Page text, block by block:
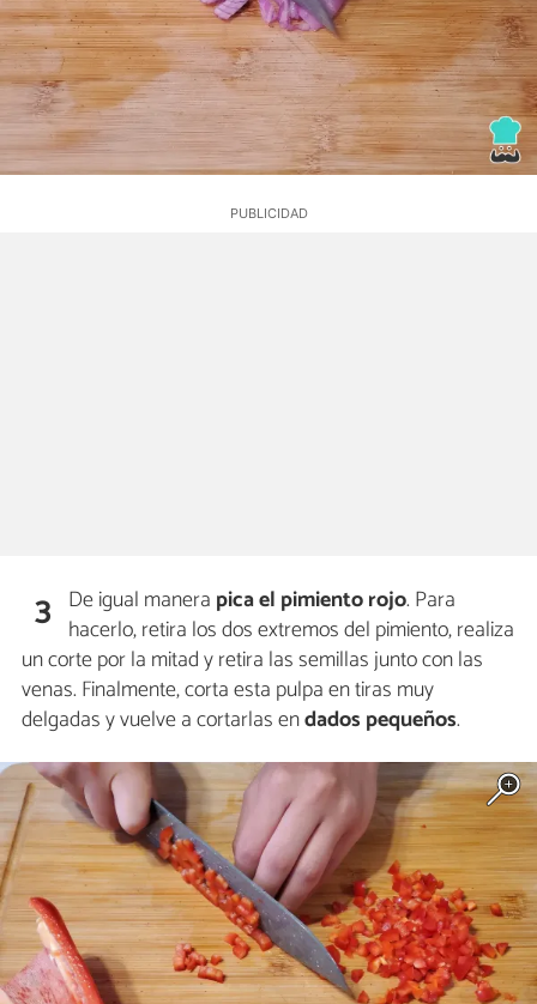
3 De igual manera pica el pimiento rojo. Para
hacerlo, retira los dos extremos del pimiento, realiza
un corte por la mitad y retira las semillas junto con las
venas. Finalmente, corta esta pulpa en tiras muy
delgadas y vuelve a cortarlas endados pequeños.